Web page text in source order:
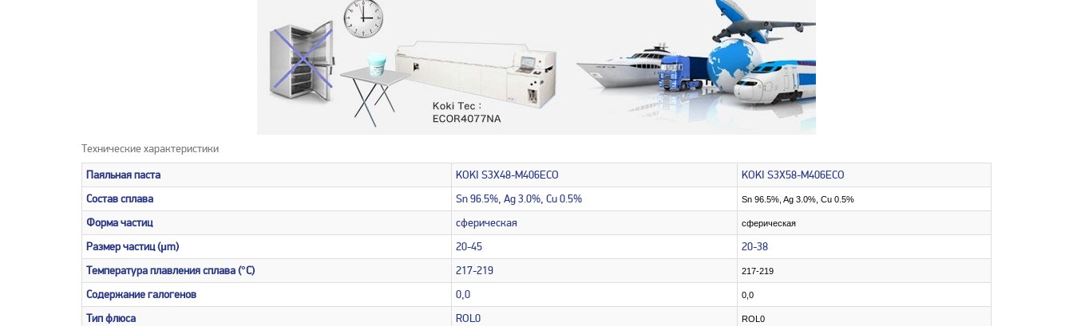
Технические характеристики
Паяльная паста
KOKI S3X48-M406ECO
KOKI S3X58-M406ECO
Состав сплава
Sn 96.5%, Ag 3.0%, Cu 0.5% Sn 96.5%, Ag 3.0%, Cu 0.5%
Форма частиц сферическая сферическая
Размер частиц (µm) 20-45
20-38
Температура плавления сплава (°C)
217-219 217-219
Содержание галогенов 0,0 0,0
Тип флюса ROL0 ROL0